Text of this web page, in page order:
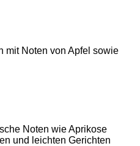
mit Noten von Apfel sowie
Noten wie Aprikose
und leichten Gerichten